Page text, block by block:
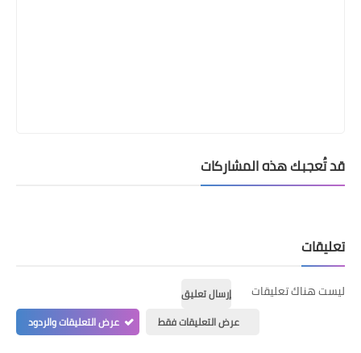
قد تُعجبك هذه المشاركات
تعليقات
ليست هناك تعليقات
إرسال تعليق
عرض التعليقات فقط
عرض التعليقات والردود